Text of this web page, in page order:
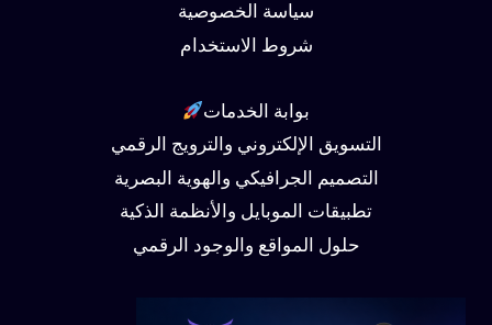
سياسة الخصوصية
شروط الاستخدام
بوابة الخدمات
التسويق الإلكتروني والترويج الرقمي
التصميم الجرافيكي والهوية البصرية
تطبيقات الموبايل والأنظمة الذكية
حلول المواقع والوجود الرقمي